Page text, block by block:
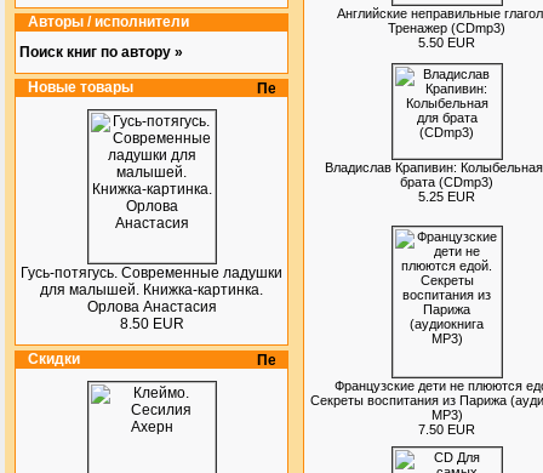
Авторы / исполнители
Поиск книг по автору »
Новые товары
Гусь-потягусь. Современные ладушки
для малышей. Книжка-картинка.
Орлова Анастасия
8.50 EUR
Скидки
Английские неправильные
Тренажер (CDmp3)
5.50 EUR
Владислав Крапивин:
брата (CDmp3)
5.25 EUR
Французские дети не плюются
Секреты воспитания из Парижа
MP3)
7.50 EUR